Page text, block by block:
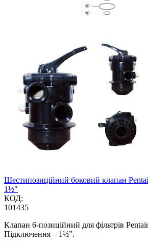
Шестипозиційний боковий клапан
1½"
КОД:
101435
Клапан 6-позиційний для фільтрів
Підключення – 1½”.